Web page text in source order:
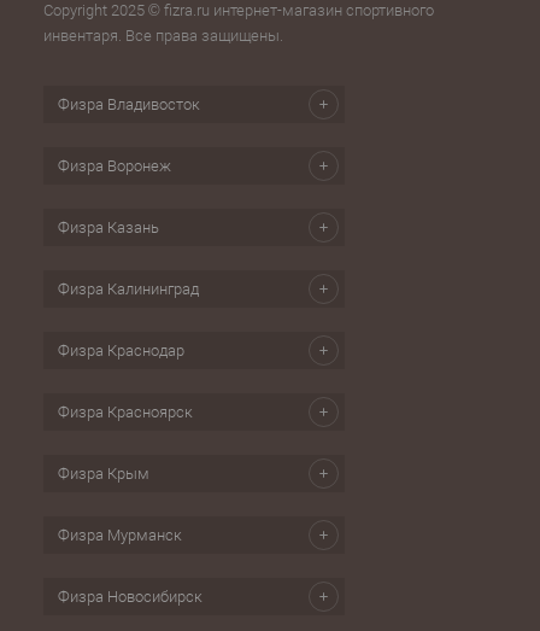
Copyright 2025 © fizra.ru интернет-магазин спортивного
инвентаря. Все права защищены.
Физра Владивосток
Физра Воронеж
Физра Казань
Физра Калининград
Физра Краснодар
Физра Красноярск
Физра Крым
Физра Мурманск
Физра Новосибирск